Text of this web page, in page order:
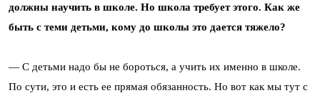
должны научить в школе. Но школа требует этого. Как же
быть с теми детьми, кому до школы это дается тяжело?
— С детьми надо бы не бороться, а учить их именно в школе.
По сути, это и есть ее прямая обязанность. Но вот как мы тут с